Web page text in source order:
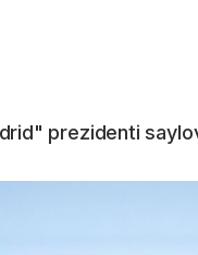
prezidenti